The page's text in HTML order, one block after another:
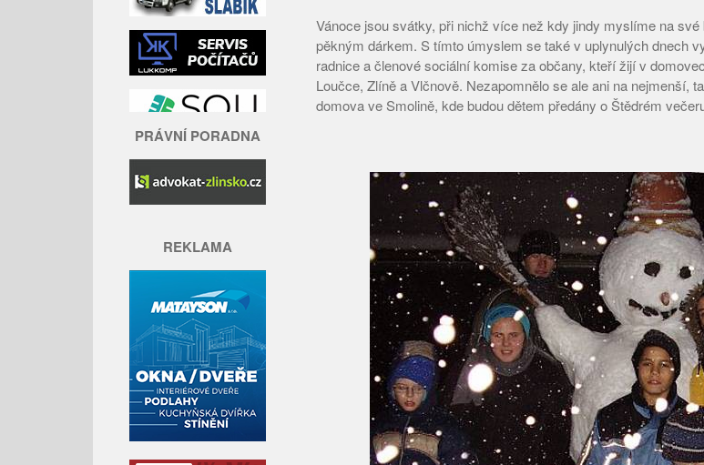
PRÁVNÍ PORADNA
REKLAMA
Vánoce jsou svátky, při nichž více než kdy jindy myslíme na
pěkným dárkem. S tímto úmyslem se také v uplynulých dnech
radnice a členové sociální komise za občany, kteří žijí v
Loučce, Zlíně a Vlčnově. Nezapomnělo se ale ani na nejmenší,
domova ve Smolině, kde budou dětem předány o Štědrém